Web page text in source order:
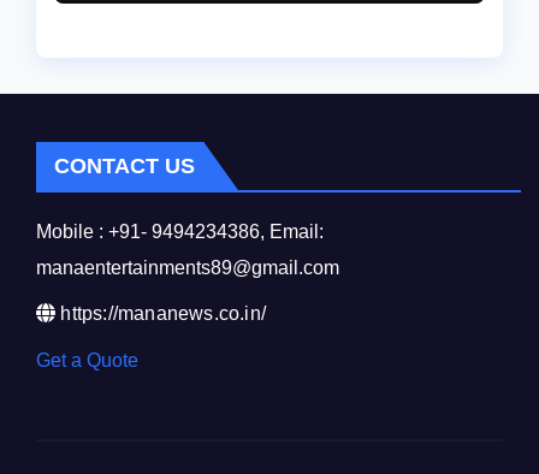
CONTACT US
Mobile : +91- 9494234386, Email:
manaentertainments89@gmail.com
https://mananews.co.in/
Get a Quote